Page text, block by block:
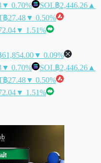
▼ 0.70% SOL฿2,446.26 ▲
฿27.48▼ 0.50%
▼ 1.51%
61,854.00▼ 0.09%
▼ 0.70% SOL฿2,446.26 ▲
฿27.48▼ 0.50%
▼ 1.51%